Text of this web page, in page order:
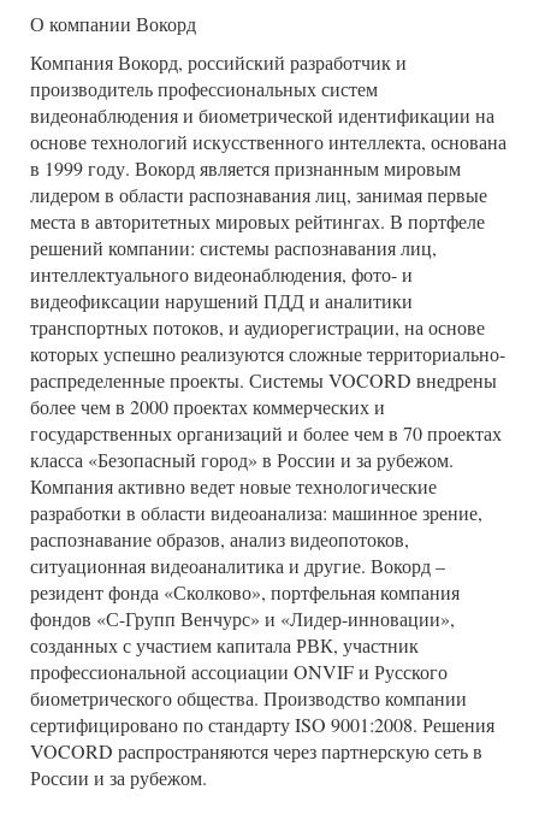
О компании Вокорд
Компания Вокорд, российский разработчик и
производитель профессиональных систем
видеонаблюдения и биометрической идентификации на
основе технологий искусственного интеллекта, основана
в 1999 году. Вокорд является признанным мировым
лидером в области распознавания лиц, занимая первые
места в авторитетных мировых рейтингах. В портфеле
решений компании: системы распознавания лиц,
интеллектуального видеонаблюдения, фото- и
видеофиксации нарушений ПДД и аналитики
транспортных потоков, и аудиорегистрации, на основе
которых успешно реализуются сложные территориально-
распределенные проекты. Системы VOCORD внедрены
более чем в 2000 проектах коммерческих и
государственных организаций и более чем в 70 проектах
класса «Безопасный город» в России и за рубежом.
Компания активно ведет новые технологические
разработки в области видеоанализа: машинное зрение,
распознавание образов, анализ видеопотоков,
ситуационная видеоаналитика и другие. Вокорд –
резидент фонда «Сколково», портфельная компания
фондов «С-Групп Венчурс» и «Лидер-инновации»,
созданных с участием капитала РВК, участник
профессиональной ассоциации ONVIF и Русского
биометрического общества. Производство компании
сертифицировано по стандарту ISO 9001:2008. Решения
VOCORD распространяются через партнерскую сеть в
России и за рубежом.